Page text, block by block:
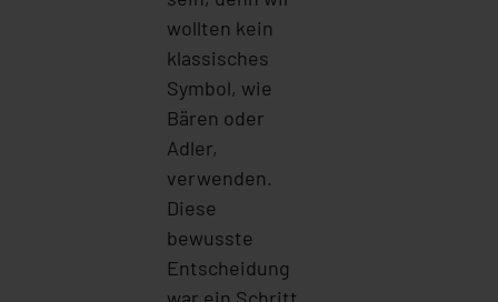
wollten kein
klassisches
Symbol, wie
Bären oder
Adler,
verwenden.
Diese
bewusste
Entscheidung
war ein Schritt,